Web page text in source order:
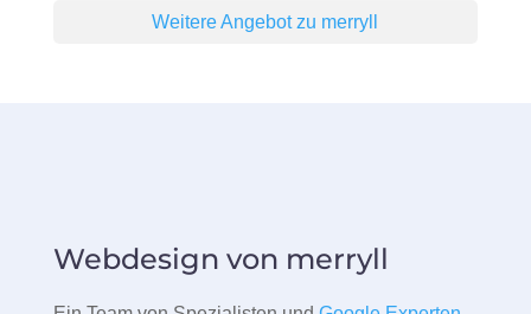
Weitere Angebot zu merryll
Webdesign von merryll